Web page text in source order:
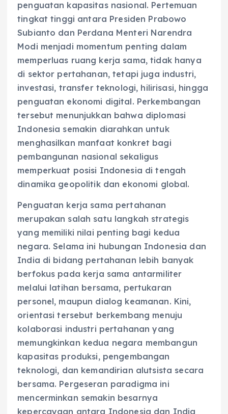
penguatan kapasitas nasional. Pertemuan
tingkat tinggi antara Presiden Prabowo
Subianto dan Perdana Menteri Narendra
Modi menjadi momentum penting dalam
memperluas ruang kerja sama, tidak hanya
di sektor pertahanan, tetapi juga industri,
investasi, transfer teknologi, hilirisasi, hingga
penguatan ekonomi digital. Perkembangan
tersebut menunjukkan bahwa diplomasi
Indonesia semakin diarahkan untuk
menghasilkan manfaat konkret bagi
pembangunan nasional sekaligus
memperkuat posisi Indonesia di tengah
dinamika geopolitik dan ekonomi global.
Penguatan kerja sama pertahanan
merupakan salah satu langkah strategis
yang memiliki nilai penting bagi kedua
negara. Selama ini hubungan Indonesia dan
India di bidang pertahanan lebih banyak
berfokus pada kerja sama antarmiliter
melalui latihan bersama, pertukaran
personel, maupun dialog keamanan. Kini,
orientasi tersebut berkembang menuju
kolaborasi industri pertahanan yang
memungkinkan kedua negara membangun
kapasitas produksi, pengembangan
teknologi, dan kemandirian alutsista secara
bersama. Pergeseran paradigma ini
mencerminkan semakin besarnya
kepercayaan antara Indonesia dan India